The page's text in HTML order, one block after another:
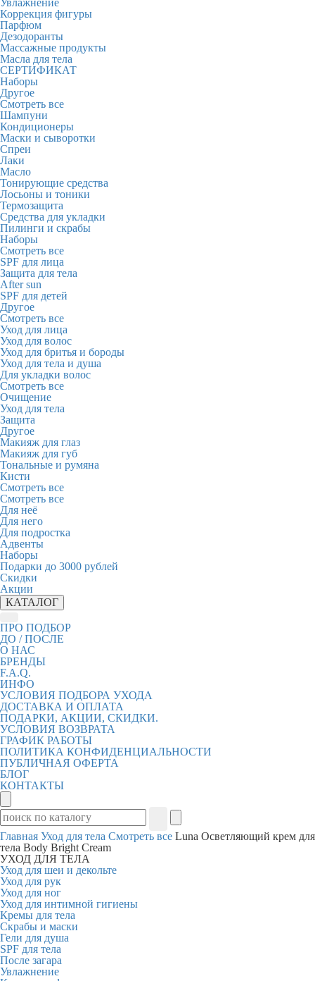
Увлажнение
Коррекция фигуры
Парфюм
Дезодоранты
Массажные продукты
Масла для тела
СЕРТИФИКАТ
Наборы
Другое
Смотреть все
Шампуни
Кондиционеры
Маски и сыворотки
Спреи
Лаки
Масло
Тонирующие средства
Лосьоны и тоники
Термозащита
Средства для укладки
Пилинги и скрабы
Наборы
Смотреть все
SPF для лица
Защита для тела
After sun
SPF для детей
Другое
Смотреть все
Уход для лица
Уход для волос
Уход для бритья и бороды
Уход для тела и душа
Для укладки волос
Смотреть все
Очищение
Уход для тела
Защита
Другое
Макияж для глаз
Макияж для губ
Тональные и румяна
Кисти
Смотреть все
Смотреть все
Для неё
Для него
Для подростка
Адвенты
Наборы
Подарки до 3000 рублей
Скидки
Акции
КАТАЛОГ
ПРО ПОДБОР
ДО / ПОСЛЕ
О НАС
БРЕНДЫ
F.A.Q.
ИНФО
УСЛОВИЯ ПОДБОРА УХОДА
ДОСТАВКА И ОПЛАТА
ПОДАРКИ, АКЦИИ, СКИДКИ.
УСЛОВИЯ ВОЗВРАТА
ГРАФИК РАБОТЫ
ПОЛИТИКА КОНФИДЕНЦИАЛЬНОСТИ
ПУБЛИЧНАЯ ОФЕРТА
БЛОГ
КОНТАКТЫ
Главная Уход для тела Смотреть все Luna Осветляющий крем для
тела Body Bright Cream
УХОД ДЛЯ ТЕЛА
Уход для шеи и декольте
Уход для рук
Уход для ног
Уход для интимной гигиены
Кремы для тела
Скрабы и маски
Гели для душа
SPF для тела
После загара
Увлажнение